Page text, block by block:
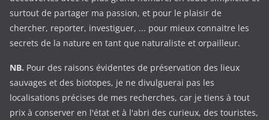
surtout de partager ma passion, et pour le plaisir de
chercher, reporter, investiguer, ... pour mieux connaitre les
secrets de la nature en tant que naturaliste et orpailleur.
NB. Pour des raisons évidentes de préservation des lieux
sauvages et des biotopes, je ne divulguerai pas les
localisations précises de mes recherches, car je tiens à tout
prix à conserver en l'état et à l'abri des curieux, des touristes,